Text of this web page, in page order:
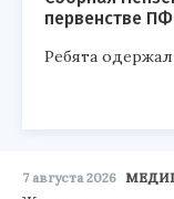
первенстве
Ребята
7 августа 2026